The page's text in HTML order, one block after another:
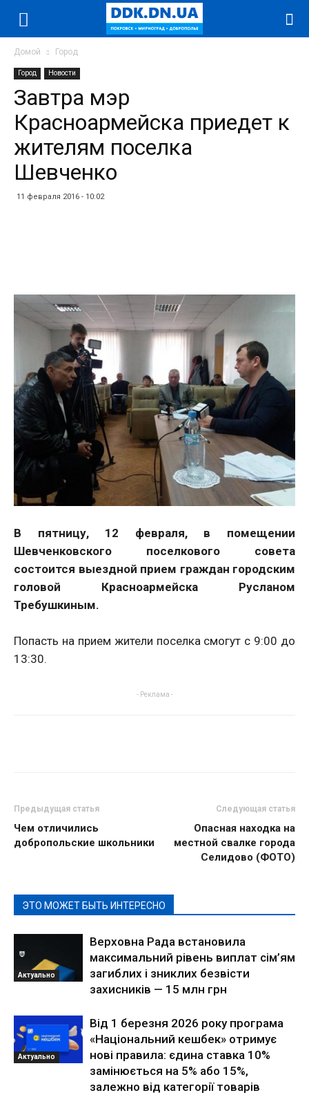
Домой Город
Город Новости
Завтра мэр
Красноармейска приедет к
жителям поселка
Шевченко
11 февраля 2016 - 10:02
В пятницу,
12 февраля, в помещении
Шевченковского поселкового совета
состоится выездной прием граждан городским
головой Красноармейска Русланом
Требушкиным.
Попасть на прием жители поселка смогут с 9:00 до
13:30.
- Реклама -
Предыдущая статья
Чем отличились
добропольские школьники
Следующая статья
Опасная находка на
местной свалке города
Селидово (ФОТО)
ЭТО МОЖЕТ БЫТЬ ИНТЕРЕСНО
Актуально
Верховна Рада встановила
максимальний рівень виплат сім’ям
загиблих і зниклих безвісти
захисників — 15 млн грн
Актуально
Від 1 березня 2026 року програма
«Національний кешбек» отримує
нові правила: єдина ставка 10%
замінюється на 5% або 15%,
залежно від категорії товарів